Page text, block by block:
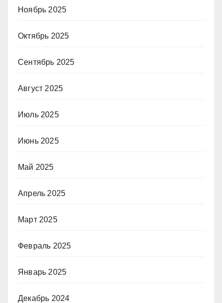
Ноябрь 2025
Октябрь 2025
Сентябрь 2025
Август 2025
Июль 2025
Июнь 2025
Май 2025
Апрель 2025
Март 2025
Февраль 2025
Январь 2025
Декабрь 2024